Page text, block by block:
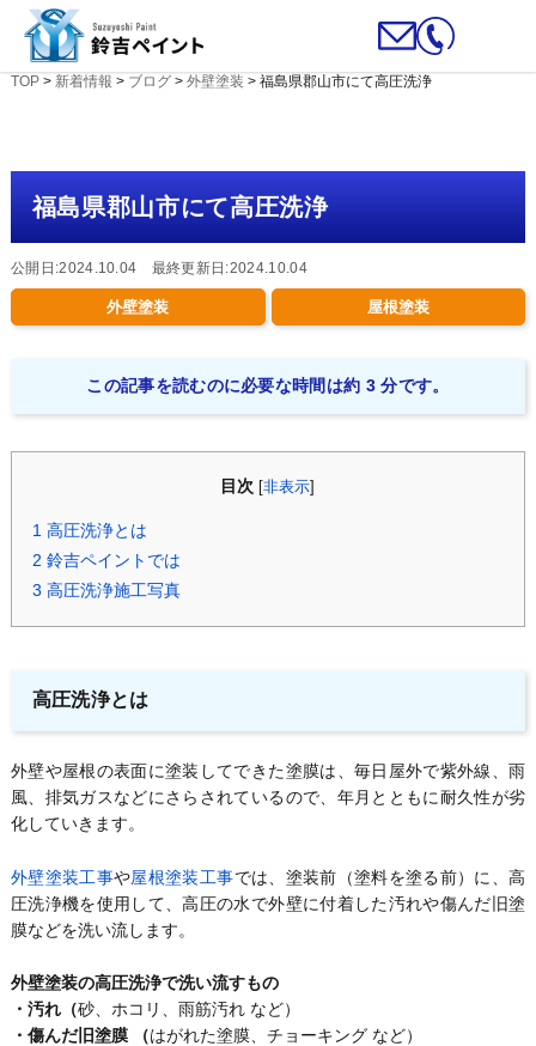
TOP> 新着情報 > ブログ> 外壁塗装 > 福島県郡山市にて高圧洗浄
福島県郡山市にて高圧洗浄
公開日:2024.10.04 最終更新日:2024.10.04
外壁塗装 屋根塗装
この記事を読むのに必要な時間は約 3 分です。
目次 [非表示
1 高圧洗浄とは
2 鈴吉ペイントでは
3 高圧洗浄施工写真
高圧洗浄とは
外壁や屋根の表面に塗装してできた塗膜は、毎日屋外で紫外線、雨
風、排気ガスなどにさらされているので、年月とともに耐久性が劣
化していきます。
外壁塗装工事や屋根塗装工事では、塗装前（塗料を塗る前）に、高
圧洗浄機を使用して、高圧の水で外壁に付着した汚れや傷んだ旧塗
膜などを洗い流します。
外壁塗装の高圧洗浄で洗い流すもの
・汚れ（砂、ホコリ、雨筋汚れ など）
・傷んだ旧塗膜 （はがれた塗膜、チョーキング など）